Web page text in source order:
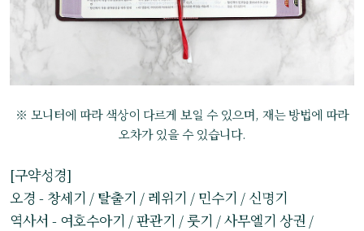
※ 모니터에 따라 색상이 다르게 보일 수 있으며, 재는 방법에 따라
오차가 있을 수 있습니다.
[구약성경]
오경 - 창세기 / 탈출기 / 레위기 / 민수기 / 신명기
역사서 - 여호수아기 / 판관기 / 룻기 / 사무엘기 상권 /